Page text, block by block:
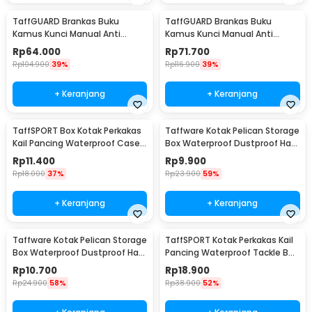
TaffGUARD Brankas Buku
Kamus Kunci Manual Anti
Maling Hidden Safe Box Sedang
- KB-10L
Rp64.000
Rp104.900 39%
+ Keranjang
TaffGUARD Brankas Buku
Kamus Kunci Manual Anti
Maling Hidden Safe Box Besar -
KB-10L
Rp71.700
Rp116.900 39%
+ Keranjang
TaffSPORT Box Kotak Perkakas
Kail Pancing Waterproof Case -
Q041
Rp11.400
Rp18.000 37%
+ Keranjang
Taffware Kotak Pelican Storage
Box Waterproof Dustproof Hard
Case ABS S - G10/J020
Rp9.900
Rp23.900 59%
+ Keranjang
Taffware Kotak Pelican Storage
Box Waterproof Dustproof Hard
Case ABS L - G10/J020
Rp10.700
Rp24.900 58%
TaffSPORT Kotak Perkakas Kail
Pancing Waterproof Tackle Box
12 Grid - MCC01
Rp18.900
Rp38.900 52%